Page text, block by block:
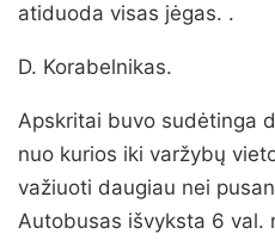
atiduoda visas jėgas. .
D. Korabelnikas.
Apskritai buvo sudėtinga
nuo kurios iki varžybų
važiuoti daugiau nei
Autobusas išvyksta 6 val.